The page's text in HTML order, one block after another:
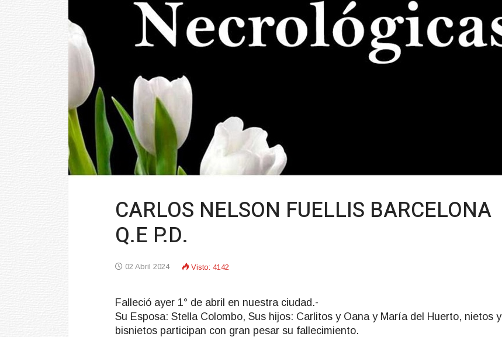
CARLOS NELSON FUELLIS BARCELONA
Q.E P.D.
02 Abril 2024 Visto: 4142
Falleció ayer 1° de abril en nuestra ciudad.-
Su Esposa: Stella Colombo, Sus hijos: Carlitos y Oana y María del Huerto, nietos y
bisnietos participan con gran pesar su fallecimiento.